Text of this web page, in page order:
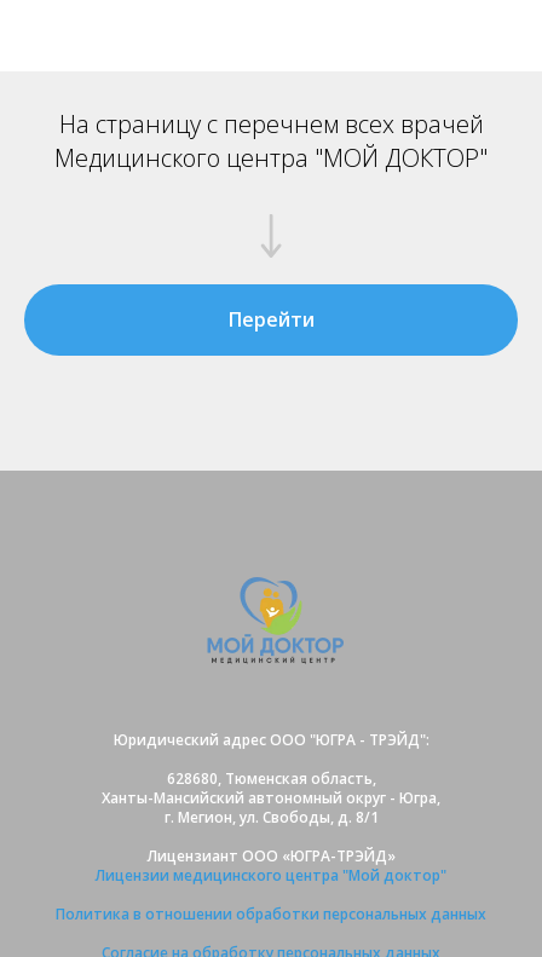
На страницу с перечнем всех врачей
Медицинского центра "МОЙ ДОКТОР"
Перейти
Юридический адрес ООО "ЮГРА - ТРЭЙД":
628680, Тюменская область,
Ханты-Мансийский автономный округ - Югра,
г. Мегион, ул. Свободы, д. 8/1
Лицензиант ООО «ЮГРА-ТРЭЙД»
Лицензии медицинского центра "Мой доктор"
Политика в отношении обработки персональных данных